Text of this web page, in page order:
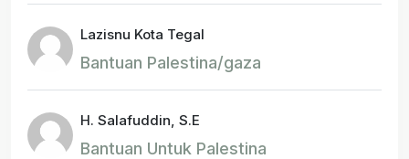
Lazisnu Kota Tegal
Bantuan Palestina/gaza
H. Salafuddin, S.E
Bantuan Untuk Palestina